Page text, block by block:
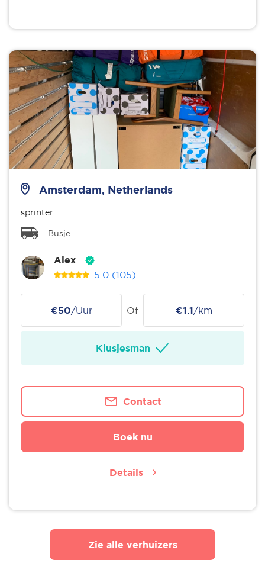
Amsterdam, Netherlands
sprinter
Busje
Alex
5.0 (105)
€50/Uur Of €1.1/km
Klusjesman
Contact
Boek nu
Details
Zie alle verhuizers